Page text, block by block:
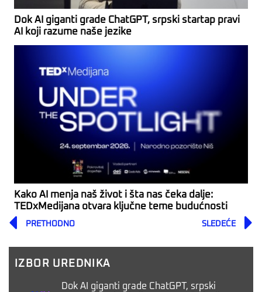
Dok AI giganti grade ChatGPT, srpski startap pravi
AI koji razume naše jezike
Kako AI menja naš život i šta nas čeka dalje:
TEDxMedijana otvara ključne teme budućnosti
Prev
PRETHODNO SLEDEĆE
IZBOR UREDNIKA
Dok AI giganti grade ChatGPT, srpski